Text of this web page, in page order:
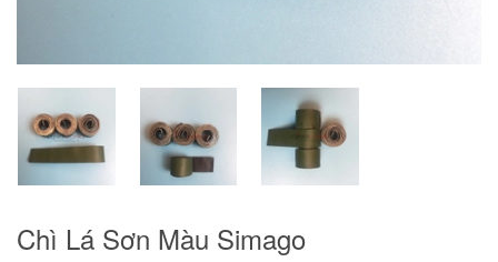
Chì Lá Sơn Màu Simago